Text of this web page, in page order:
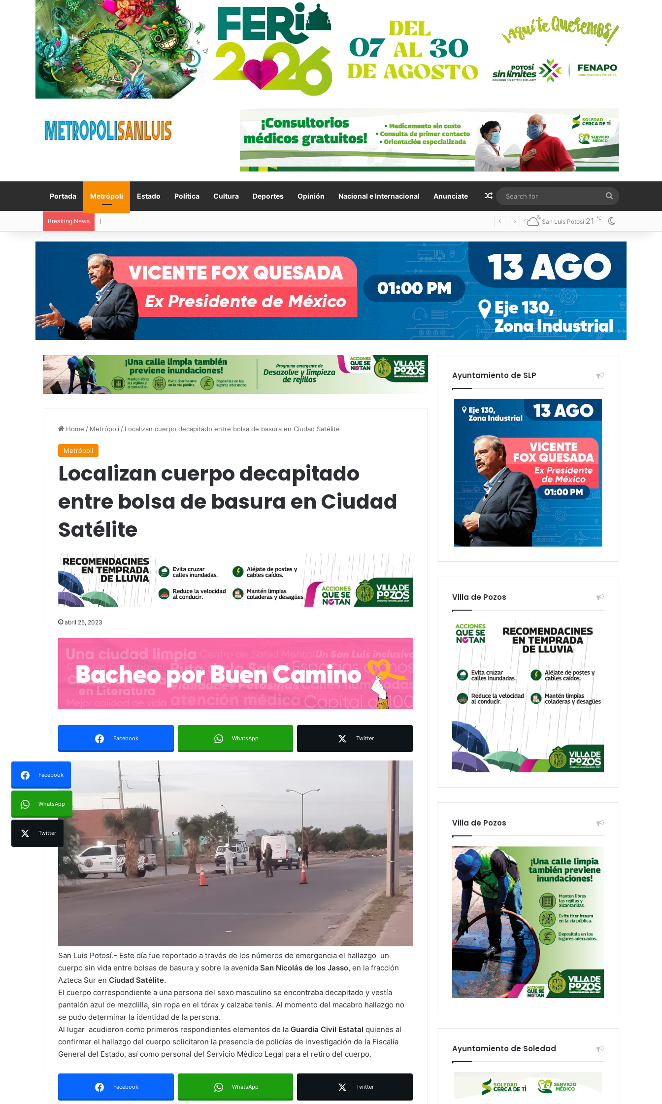
Portada Metrópoli Estado Política Cultura Deportes Opinión Nacional e Internacional Anunciate Random Article
for
Breaking News Inauguran paso a desnivel de Circuito Potosí y avenida de las Torres San Luis Potosí 21 ℃
Home / Metrópoli / Localizan cuerpo decapitado entre bolsa de basura en Ciudad Satélite
Metrópoli
Localizan cuerpo decapitado
entre bolsa de basura en Ciudad
Satélite
abril 25, 2023
Facebook WhatsApp Twitter
Facebook
WhatsApp
Twitter
San Luis Potosí.- Este día fue reportado a través de los números de emergencia el hallazgo un
cuerpo sin vida entre bolsas de basura y sobre la avenida San Nicolás de los Jasso, en la fracción
Azteca Sur en Ciudad Satélite.
El cuerpo correspondiente a una persona del sexo masculino se encontraba decapitado y vestía
pantalón azul de mezclilla, sin ropa en el tórax y calzaba tenis. Al momento del macabro hallazgo no
se pudo determinar la identidad de la persona.
Al lugar acudieron como primeros respondientes elementos de la Guardia Civil Estatal quienes al
confirmar el hallazgo del cuerpo solicitaron la presencia de policías de investigación de la Fiscalía
General del Estado, así como personal del Servicio Médico Legal para el retiro del cuerpo.
Facebook WhatsApp Twitter
segundo informe en Soledad y
destaca coordinación con
Gobierno del Estado
Parques Tangamanga y defiende
llegada tras renunciar al PRI
Ayuntamiento de SLP
Villa de Pozos
Villa de Pozos
Ayuntamiento de Soledad